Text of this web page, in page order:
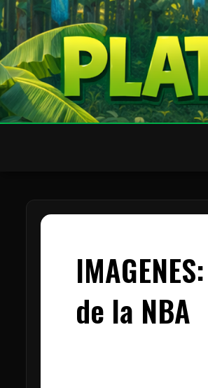
de la NBA